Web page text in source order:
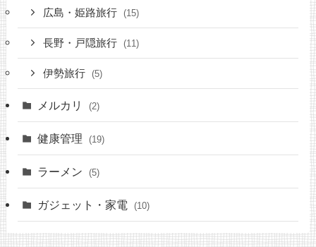
広島・姫路旅行 (15)
長野・戸隠旅行 (11)
伊勢旅行 (5)
メルカリ (2)
健康管理 (19)
ラーメン (5)
ガジェット・家電 (10)